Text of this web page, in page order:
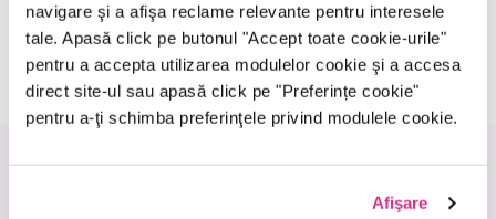
navigare şi a afişa reclame relevante pentru interesele
tale. Apasă click pe butonul "Accept toate cookie-urile"
pentru a accepta utilizarea modulelor cookie şi a accesa
direct site-ul sau apasă click pe "Preferințe cookie"
pentru a-ţi schimba preferinţele privind modulele cookie.
Afişare
Solicită sfatul specialistului